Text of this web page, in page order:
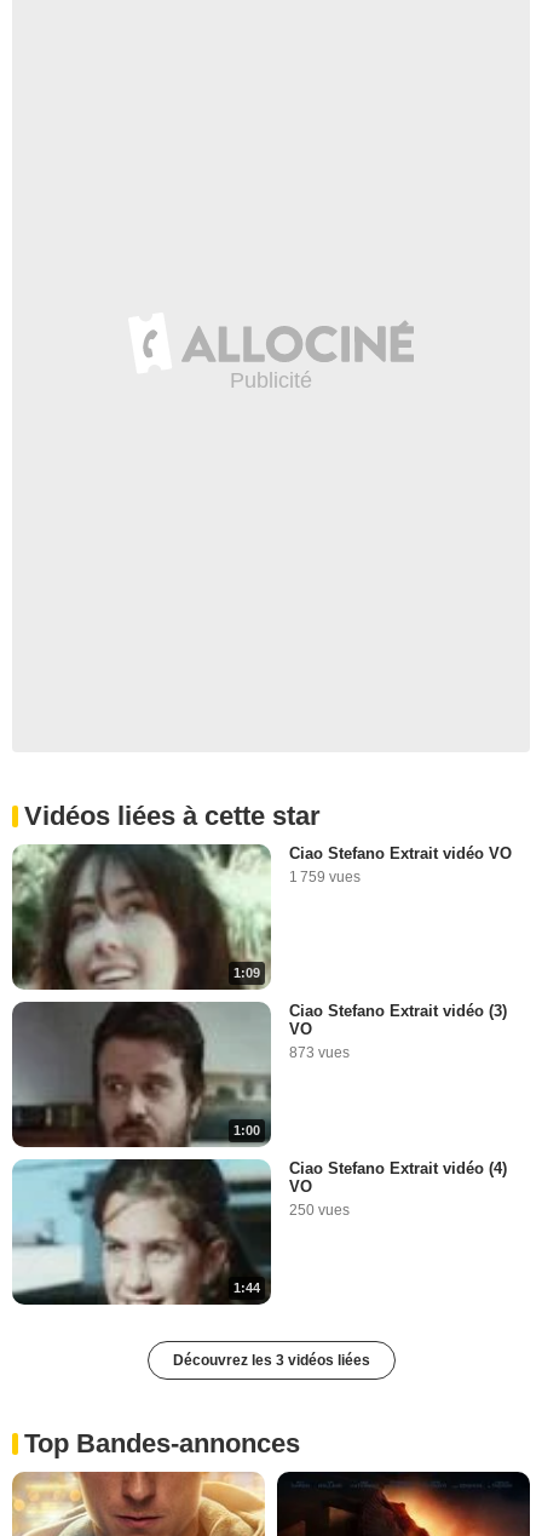
Vidéos liées à cette star
1:09
Ciao Stefano Extrait vidéo VO
1 759 vues
1:00
Ciao Stefano Extrait vidéo (3)
VO
873 vues
1:44
Ciao Stefano Extrait vidéo (4)
VO
250 vues
Découvrez les 3 vidéos liées
Top Bandes-annonces